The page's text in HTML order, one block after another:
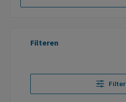
Filteren
Filter